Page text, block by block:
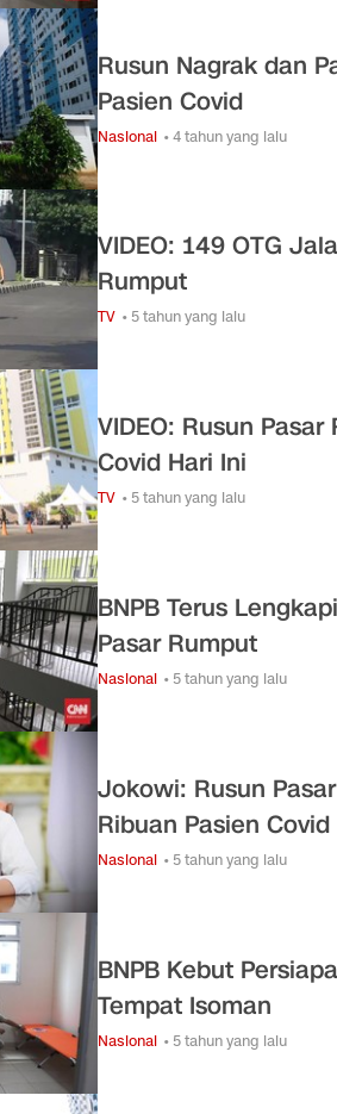
Rusun Nagrak dan
Pasien Covid
Nasional • 4 tahun yang lalu
VIDEO: 149 OTG
Rumput
TV • 5 tahun yang lalu
VIDEO: Rusun
Covid Hari Ini
TV • 5 tahun yang lalu
BNPB Terus
Pasar Rumput
Nasional • 5 tahun yang lalu
Jokowi: Rusun
Ribuan Pasien Covid
Nasional • 5 tahun yang lalu
BNPB Kebut
Tempat Isoman
Nasional • 5 tahun yang lalu